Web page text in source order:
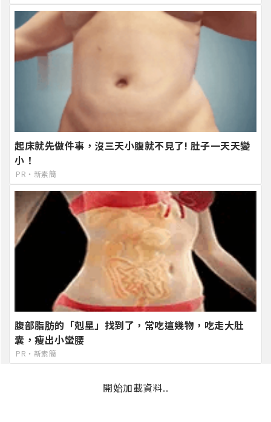
起床就先做件事，沒三天小腹就不見了! 肚子一天天變
小！
PR・新素簡
腹部脂肪的「剋星」找到了，常吃這幾物，吃走大肚
囊，瘦出小蠻腰
PR・新素簡
開始加載資料..